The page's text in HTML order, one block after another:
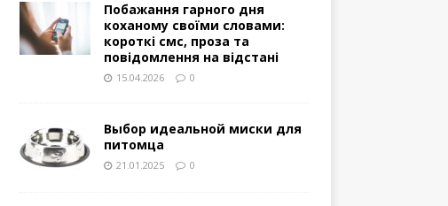
Побажання гарного дня
коханому своїми словами:
короткі смс, проза та
повідомлення на відстані
15.04.2026 0
Выбор идеальной миски для
питомца
21.01.2025 0